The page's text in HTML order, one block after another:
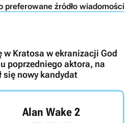
preferowane źródło wiadomości
w Kratosa w ekranizacji God
poprzedniego aktora, na
się nowy kandydat
Alan Wake 2